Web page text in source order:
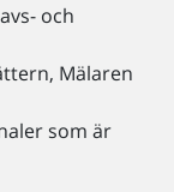
och
Mälaren
som är